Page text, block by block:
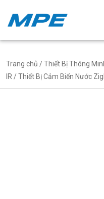
Trang chủ /Thiết Bị Thông
IR / Thiết Bị Cảm Biến Nước